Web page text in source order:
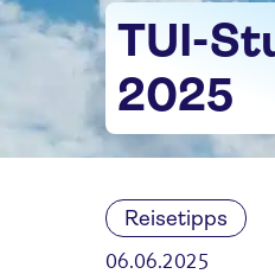
TUI-
2025
Reisetipps
06.06.2025